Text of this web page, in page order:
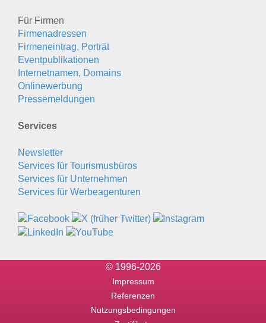
Für Firmen
Firmenadressen
Firmeneintrag, Porträt
Eventpublikationen
Internetnamen, Domains
Onlinewerbung
Pressemeldungen
Services
Newsletter
Services für Tourismusbüros
Services für Unternehmen
Services für Werbeagenturen
© 1996-2026
Impressum
Referenzen
Nutzungsbedingungen